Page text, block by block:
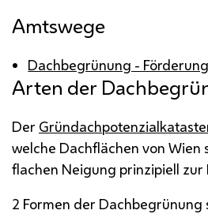
Amtswege
Dachbegrünung -
Arten der
Der
welche Dachflächen von Wien
flachen Neigung prinzipiell zur
2 Formen der Dachbegrünung